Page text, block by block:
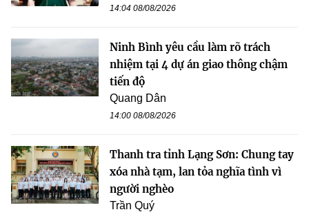
14:04 08/08/2026
Ninh Bình yêu cầu làm rõ trách
nhiệm tại 4 dự án giao thông chậm
tiến độ
Quang Dân
14:00 08/08/2026
Thanh tra tỉnh Lạng Sơn: Chung tay
xóa nhà tạm, lan tỏa nghĩa tình vì
người nghèo
Trần Quý